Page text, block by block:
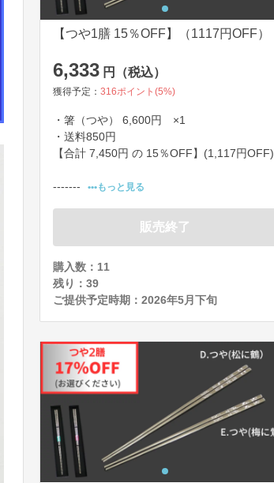
【つや1膳 15％OFF】（1117円OFF）
6,333 円（税込）
獲得予定： 316ポイント(5%)
・箸（つや） 6,600円　×1
・送料850円
【合計 7,450円 の 15％OFF】(1,117円OFF)
------- •••もっと見る
販売終了
購入数：11
残り： 39
ご提供予定時期： 2026年5月下旬